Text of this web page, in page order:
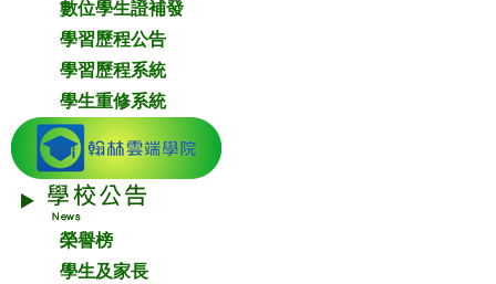
數位學生證補發
學習歷程公告
學習歷程系統
學生重修系統
榮譽榜
學生及家長